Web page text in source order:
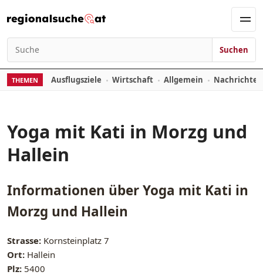
Suchen nach:
Suchen
THEMEN Ausflugsziele Wirtschaft Allgemein
Yoga mit Kati in Morzg und
Hallein
Informationen überYoga mit Kati in
Morzg und Hallein
Strasse: Kornsteinplatz 7
Ort: Hallein
Plz: 5400